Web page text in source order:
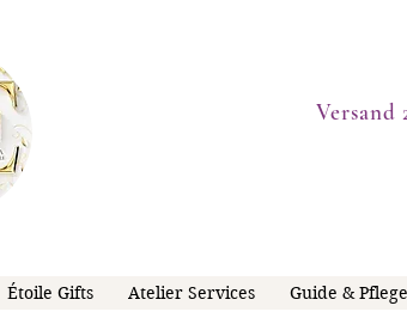
Versand
Étoile Gifts Atelier Services Guide & Pflege